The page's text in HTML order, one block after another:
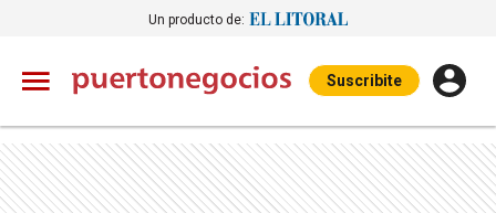
Un producto de:
Suscribite